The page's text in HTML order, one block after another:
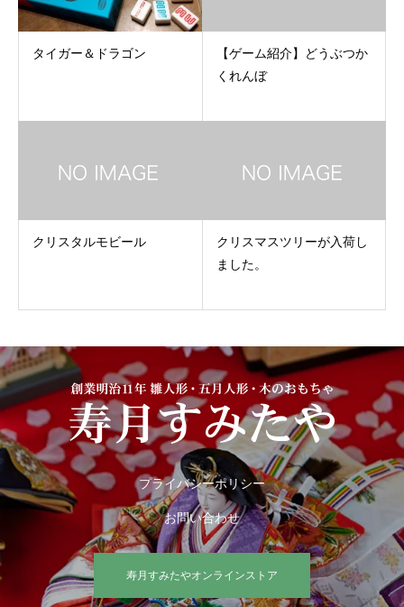
タイガー＆ドラゴン
【ゲーム紹介】どうぶつか
くれんぼ
クリスタルモビール
クリスマスツリーが入荷し
ました。
プライバシーポリシー
お問い合わせ
寿月すみたやオンラインストア